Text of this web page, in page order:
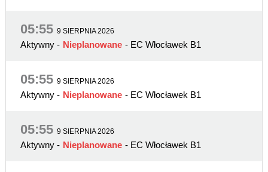
05:55 9 SIERPNIA 2026
Aktywny- Nieplanowane - EC Włocławek B1
05:55 9 SIERPNIA 2026
Aktywny- Nieplanowane - EC Włocławek B1
05:55 9 SIERPNIA 2026
Aktywny- Nieplanowane - EC Włocławek B1